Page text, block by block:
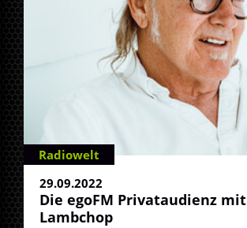
Radiowelt
29.09.2022
Die egoFM Privataudienz mit
Lambchop